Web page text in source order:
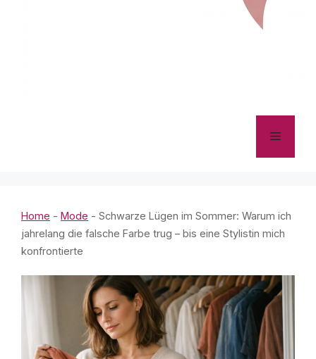
Menü
Home - Mode - Schwarze Lügen im Sommer: Warum ich
jahrelang die falsche Farbe trug – bis eine Stylistin mich
konfrontierte